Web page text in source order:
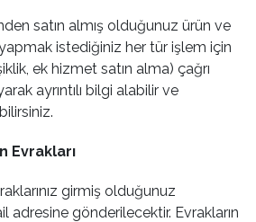
satın almış olduğunuz ürün ve
istediğiniz her tür işlem için
ek hizmet satın alma) çağrı
ayrıntılı bilgi alabilir ve
Evrakları
girmiş olduğunuz
adresine gönderilecektir. Evrakların